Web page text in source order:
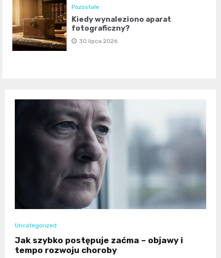
Pozostałe
Kiedy wynaleziono aparat
fotograficzny?
30 lipca 2026
Uncategorized
Jak szybko postępuje zaćma – objawy i
tempo rozwoju choroby